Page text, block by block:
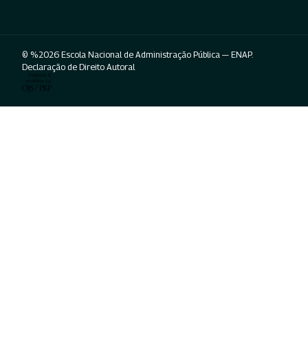
© %2026 Escola Nacional de Administração Pública — ENAP.
Declaração de Direito Autoral